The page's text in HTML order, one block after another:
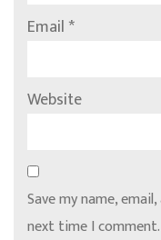
Email*
Website
Save my name,
next time I comment.